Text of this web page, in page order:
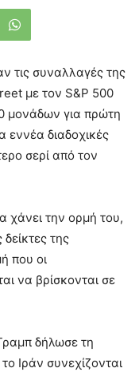
τις συναλλαγές της
με τον S&P 500
μονάδων για πρώτη
διαδοχικές
σερί από τον
χάνει την ορμή του,
της
που οι
να βρίσκονται σε
δήλωσε τη
Ιράν συνεχίζονται